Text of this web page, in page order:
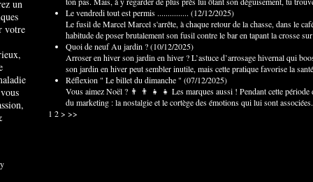
Le vendredi tout est permis ............... (12/12/2025)
Le fusil de Marcel Marcel s'arrête, à chaque retour de la chasse, dans le
habitude de poser brutalement son fusil contre le bar en tapant la crosse
Quoi de neuf Au jardin ?(10/12/2025)
Arroser en hiver son jardin en hiver ? L’astuce d’arrosage hivernal qui
son jardin en hiver peut sembler inutile, mais cette pratique favorise la
Réflexion " Le billet du dimanche " (07/12/2025)
Vous aimez Noël ? 👨 👨 👧 👧 Les marques aussi ! Pendant cette
du marketing : la nostalgie et le cortège des émotions qui lui sont
1 2> >>